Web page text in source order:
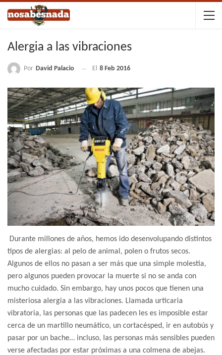
Alergia a las vibraciones
Por David Palacio El 8 Feb 2016
Durante millones de años, hemos ido desenvolupando distintos
tipos de alergias: al pelo de animal, polen o frutos secos.
Algunos de ellos no pasan a ser más que una simple molestia,
pero algunos pueden provocar la muerte si no se anda con
mucho cuidado. Sin embargo, hay unos pocos que tienen una
misteriosa alergia a las vibraciones. Llamada urticaria
vibratoria, las personas que las padecen les es imposible estar
cerca de un martillo neumático, un cortacésped, ir en autobús y
pasar por un bache… incluso, las personas más sensibles pueden
verse afectadas por estar próximas a una colmena de abejas.